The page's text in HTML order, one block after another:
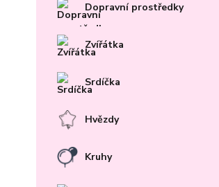
Dopravní prostředky
Zvířátka
Srdíčka
Hvězdy
Kruhy